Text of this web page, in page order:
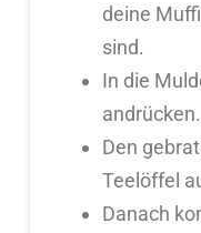
deine
sind.
In die
andrücken.
Den
Teelöffel
Danach